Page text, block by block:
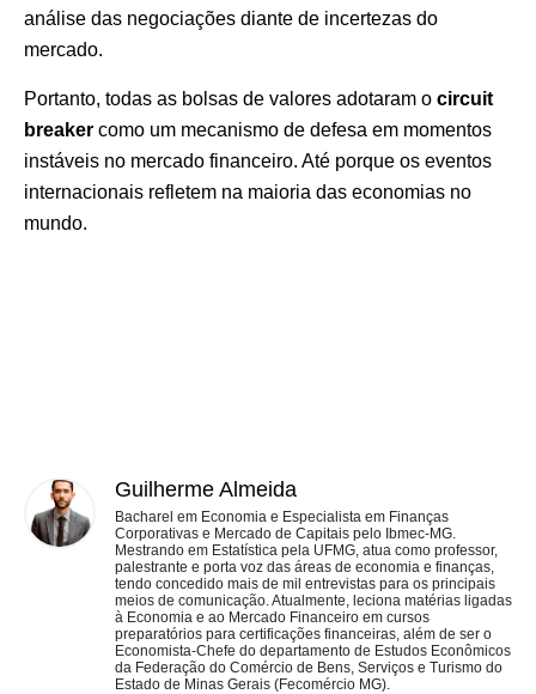
análise das negociações diante de incertezas do
mercado.
Portanto, todas as bolsas de valores adotaram o circuit
breaker como um mecanismo de defesa em momentos
instáveis no mercado financeiro. Até porque os eventos
internacionais refletem na maioria das economias no
mundo.
Guilherme Almeida
Bacharel em Economia e Especialista em Finanças
Corporativas e Mercado de Capitais pelo Ibmec-MG.
Mestrando em Estatística pela UFMG, atua como professor,
palestrante e porta voz das áreas de economia e finanças,
tendo concedido mais de mil entrevistas para os principais
meios de comunicação. Atualmente, leciona matérias ligadas
à Economia e ao Mercado Financeiro em cursos
preparatórios para certificações financeiras, além de ser o
Economista-Chefe do departamento de Estudos Econômicos
da Federação do Comércio de Bens, Serviços e Turismo do
Estado de Minas Gerais (Fecomércio MG).